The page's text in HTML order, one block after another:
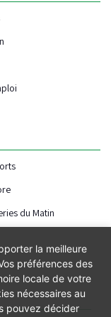
du Matin
la meilleure
préférences des
locale de votre
nécessaires au
pouvez décider